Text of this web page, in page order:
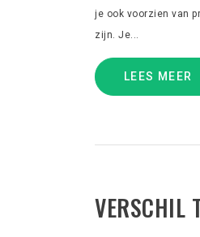
je ook voorzien van
zijn. Je...
LEES MEER
VERSCHIL